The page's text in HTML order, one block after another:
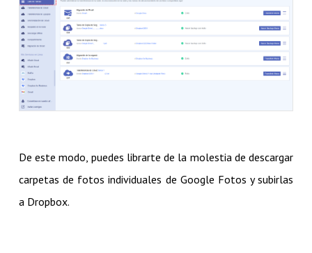
De este modo, puedes librarte de la molestia de descargar
carpetas de fotos individuales de Google Fotos y subirlas
a Dropbox.